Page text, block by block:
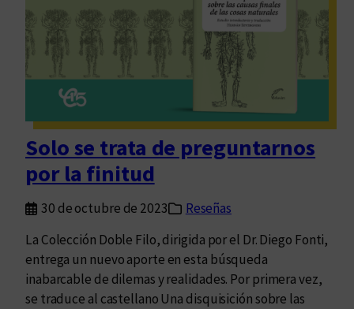
Solo se trata de preguntarnos
por la finitud
30 de octubre de 2023
Reseñas
La Colección Doble Filo, dirigida por el Dr. Diego Fonti,
entrega un nuevo aporte en esta búsqueda
inabarcable de dilemas y realidades. Por primera vez,
se traduce al castellano Una disquisición sobre las